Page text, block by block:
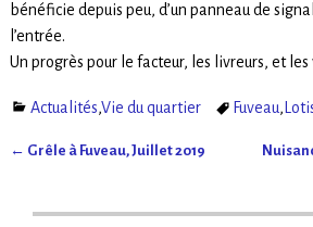
bénéficie depuis peu, d’un panneau de
l’entrée.
Un progrès pour le facteur, les livreurs, et les
Actualités,Vie du quartier Fuveau,
← Grêle à Fuveau, Juillet 2019